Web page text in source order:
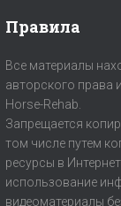
Правила
Все материалы
авторского права
Horse-Rehab.
Запрещается
том числе путем
ресурсы в
использование
видеоматериалы